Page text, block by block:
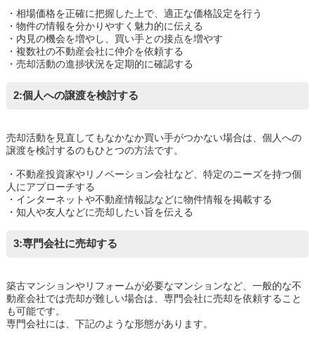
・相場価格を正確に把握した上で、適正な価格設定を行う
・物件の情報を分かりやすく魅力的に伝える
・内見の機会を増やし、買い手との接点を増やす
・複数社の不動産会社に仲介を依頼する
・売却活動の進捗状況を定期的に確認する
2:個人への譲渡を検討する
売却活動を見直してもなかなか買い手がつかない場合は、個人への
譲渡を検討するのもひとつの方法です。
・不動産投資家やリノベーション会社など、特定のニーズを持つ個
人にアプローチする
・インターネットや不動産情報誌などに物件情報を掲載する
・知人や友人などに売却したい旨を伝える
3:専門会社に売却する
築古マンションやリフォームが必要なマンションなど、一般的な不
動産会社では売却が難しい場合は、専門会社に売却を依頼すること
も可能です。
専門会社には、下記のような形態があります。